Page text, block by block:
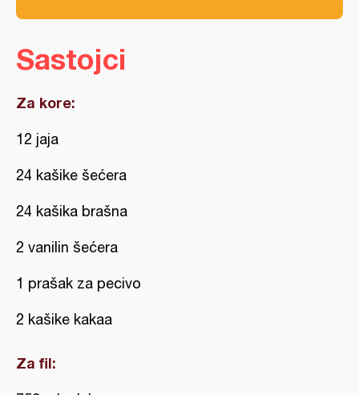
Sastojci
Za kore:
12 jaja
24 kašike šećera
24 kašika brašna
2 vanilin šećera
1 prašak za pecivo
2 kašike kakaa
Za fil: